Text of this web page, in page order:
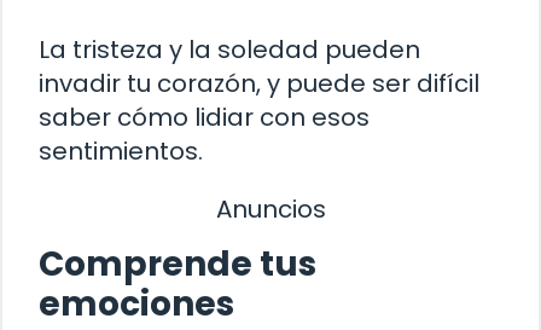
La tristeza y la soledad pueden
invadir tu corazón, y puede ser difícil
saber cómo lidiar con esos
sentimientos.
Anuncios
Comprende tus
emociones